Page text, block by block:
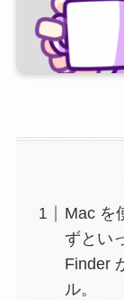
Mac を
ずとい
Finder
ル。